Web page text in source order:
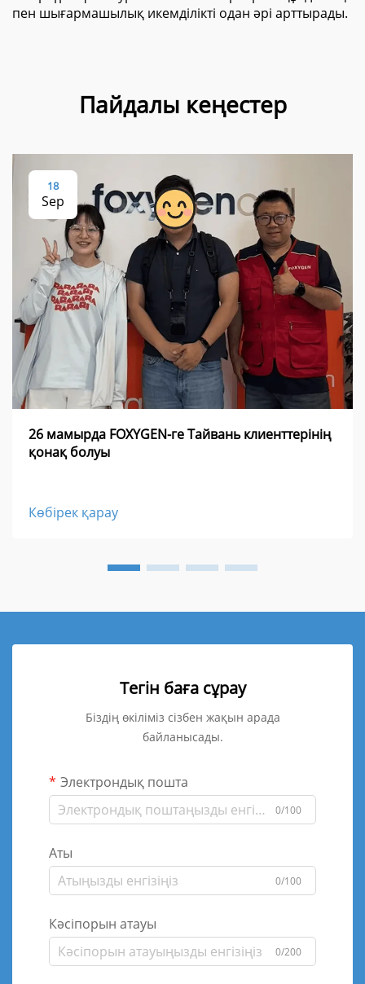
пен шығармашылық икемділікті одан әрі арттырады.
Пайдалы кеңестер
18
Sep
26 мамырда FOXYGEN-ге Тайвань клиенттерінің
қонақ болуы
Көбірек қарау
Тегін баға сұрау
Біздің өкіліміз сізбен жақын арада
байланысады.
Электрондық пошта
0/100
Аты
0/100
Кәсіпорын атауы
0/200